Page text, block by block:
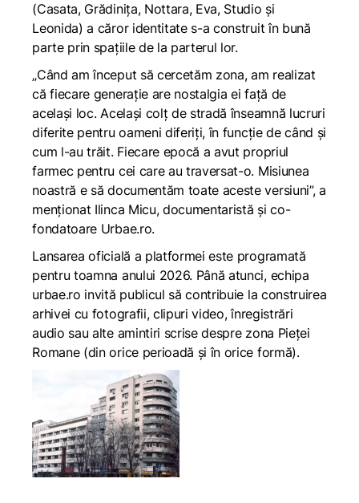
(Casata, Grădinița, Nottara, Eva, Studio și
Leonida) a căror identitate s-a construit în bună
parte prin spațiile de la parterul lor.
„Când am început să cercetăm zona, am realizat
că fiecare generație are nostalgia ei față de
același loc. Același colț de stradă înseamnă lucruri
diferite pentru oameni diferiți, în funcție de când și
cum l-au trăit. Fiecare epocă a avut propriul
farmec pentru cei care au traversat-o. Misiunea
noastră e să documentăm toate aceste versiuni”, a
menționat Ilinca Micu, documentaristă și co-
fondatoare Urbae.ro.
Lansarea oficială a platformei este programată
pentru toamna anului 2026. Până atunci, echipa
urbae.ro invită publicul să contribuie la construirea
arhivei cu fotografii, clipuri video, înregistrări
audio sau alte amintiri scrise despre zona Pieței
Romane (din orice perioadă și în orice formă).